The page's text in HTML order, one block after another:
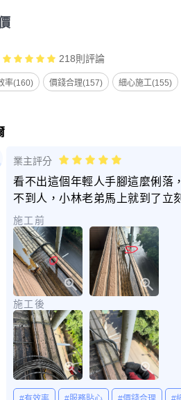
218則評論
率(160) 價錢合理(157) 細心施工(155)
業主評分
看不出這個年輕人手腳這麼俐落
不到人，小林老弟馬上就到了立
施工前
施工後